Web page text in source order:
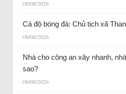
08/08/2026
Cá độ bóng đá: Chủ tịch xã
08/08/2026
Nhà cho công an xây nhanh,
sao?
08/08/2026